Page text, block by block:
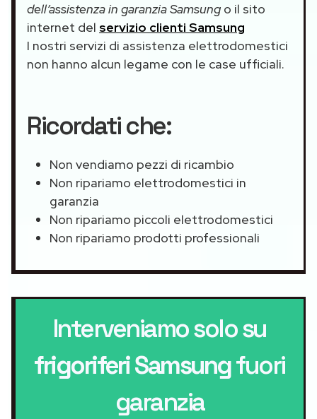
dell’assistenza in garanzia Samsung o il sito
internet del servizio clienti Samsung
I nostri servizi di assistenza elettrodomestici
non hanno alcun legame con le case ufficiali.
Ricordati che:
Non vendiamo pezzi di ricambio
Non ripariamo elettrodomestici in
garanzia
Non ripariamo piccoli elettrodomestici
Non ripariamo prodotti professionali
Interveniamo solo su
frigoriferi Samsungfuori
garanzia